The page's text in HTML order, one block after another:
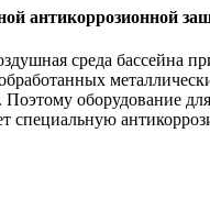
антикоррозионной
среда бассейна
Поэтому оборудование
специальную